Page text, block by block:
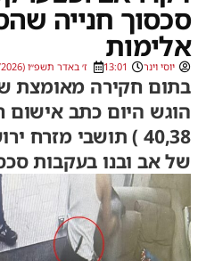
סכסוך חנייה
אלימות
יוסי וינר 13:01 ז׳ באדר תשפ״ו (24/02/2026)
בתום חקירה מאומצת
הוגש היום כתב אישום
40,38 ) תושבי
של אב ובנו בעקבות